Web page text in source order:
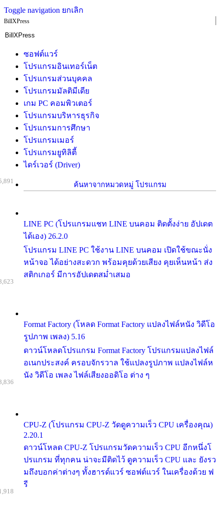
Toggle navigation ยกเลิก
BillXPress
ซอฟต์แวร์
โปรแกรมอินเทอร์เน็ต
โปรแกรมส่วนบุคคล
โปรแกรมมัลติมีเดีย
เกม PC คอมพิวเตอร์
โปรแกรมบริหารธุรกิจ
โปรแกรมการศึกษา
โปรแกรมเมอร์
โปรแกรมยูทิลิตี้
ไดร์เวอร์ (Driver)
ค้นหาจากหมวดหมู่ โปรแกรม
LINE PC (โปรแกรมแชท LINE บนคอม ติดตั้งง่าย อัปเดต
ได้เอง) 26.2.0
โปรแกรม LINE PC ใช้งาน LINE บนคอม เปิดใช้ขณะนั่ง
หน้าจอ ได้อย่างสะดวก พร้อมคุยด้วยเสียง คุยเห็นหน้า ส่ง
สติกเกอร์ มีการอัปเดตสม่ำเสมอ
Format Factory (โหลด Format Factory แปลงไฟล์หนัง วิดีโอ
รูปภาพ เพลง) 5.16
ดาวน์โหลดโปรแกรม Format Factory โปรแกรมแปลงไฟล์
อเนกประสงค์ ครอบจักรวาล ใช้แปลงรูปภาพ แปลงไฟล์ห
นัง วิดีโอ เพลง ไฟล์เสียงออดิโอ ต่าง ๆ
CPU-Z (โปรแกรม CPU-Z วัดดูความเร็ว CPU เครื่องคุณ)
2.20.1
ดาวน์โหลด CPU-Z โปรแกรมวัดความเร็ว CPU อีกหนึ่งโ
ปรแกรม ที่ทุกคน น่าจะมีติดไว้ ดูความเร็ว CPU และ ยังรว
มถึงบอกค่าต่างๆ ทั้งฮารด์แวร์ ซอฟต์แวร์ ในเครื่องด้วย ฟ
รี